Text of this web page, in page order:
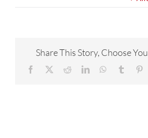
CONTACTA
Share This Story, Choose
Facebook RedditLinkedInWhatsApp
Tumblr